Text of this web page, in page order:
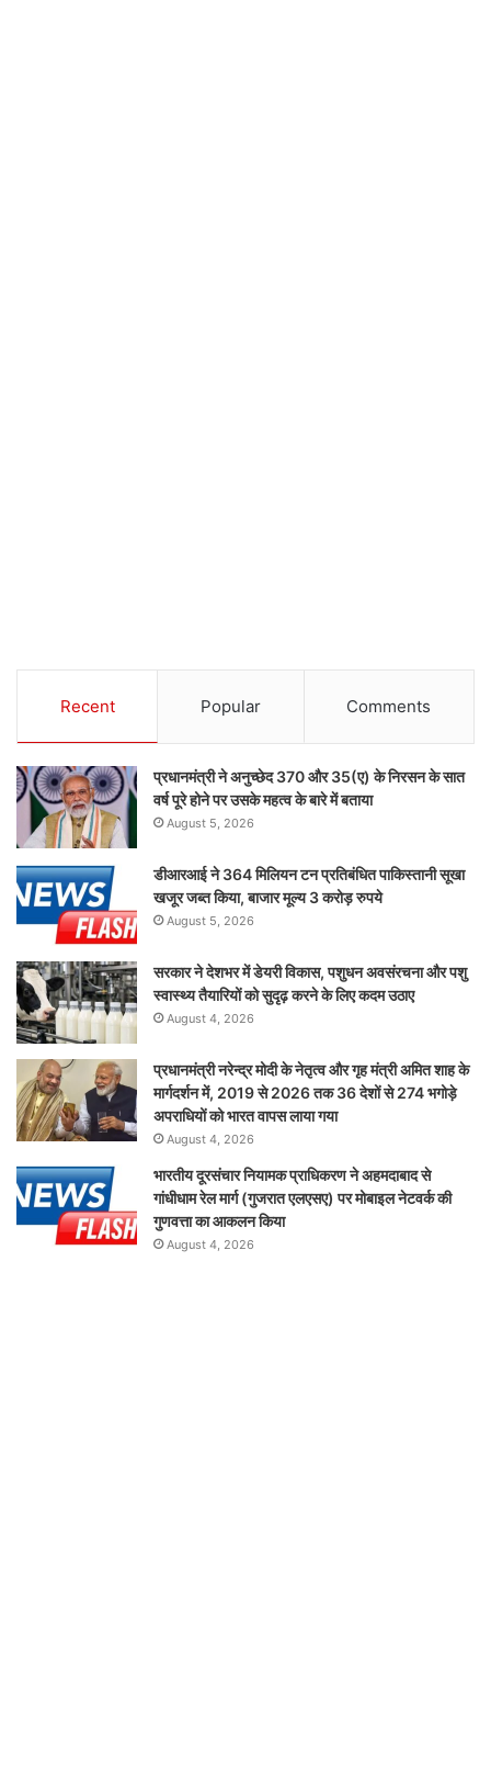
Recent Popular Comments
प्रधानमंत्री ने अनुच्छेद 370 और 35(ए) के निरसन के सात
वर्ष पूरे होने पर उसके महत्व के बारे में बताया
August 5, 2026
डीआरआई ने 364 मिलियन टन प्रतिबंधित पाकिस्तानी सूखा
खजूर जब्त किया, बाजार मूल्य 3 करोड़ रुपये
August 5, 2026
सरकार ने देशभर में डेयरी विकास, पशुधन अवसंरचना और पशु
स्वास्थ्य तैयारियों को सुदृढ़ करने के लिए कदम उठाए
August 4, 2026
प्रधानमंत्री नरेन्द्र मोदी के नेतृत्व और गृह मंत्री अमित शाह के
मार्गदर्शन में, 2019 से 2026 तक 36 देशों से 274 भगोड़े
अपराधियों को भारत वापस लाया गया
August 4, 2026
भारतीय दूरसंचार नियामक प्राधिकरण ने अहमदाबाद से
गांधीधाम रेल मार्ग (गुजरात एलएसए) पर मोबाइल नेटवर्क की
गुणवत्ता का आकलन किया
August 4, 2026